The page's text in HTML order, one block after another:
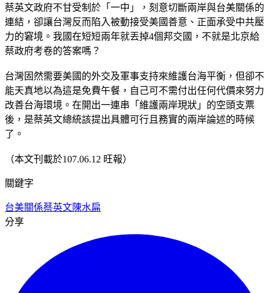
蔡英文政府不甘受制於「一中」，刻意切斷兩岸與台美關係的
連結，卻讓台灣反而陷入被動接受美國善意、正面承受中共壓
力的窘境。我國在短短兩年就丟掉4個邦交國，不就是北京給
蔡政府考卷的答案嗎？
台灣固然需要美國的外交及軍事支持來維護台海平衡，但卻不
能天真地以為這是免費午餐，自己可不需付出任何代價來努力
改善台海環境。在開出一連串「維護兩岸現狀」的空頭支票
後，是蔡英文總統該提出具體可行且務實的兩岸論述的時候
了。
（本文刊載於107.06.12 旺報）
關鍵字
台美關係蔡英文陳水扁
分享